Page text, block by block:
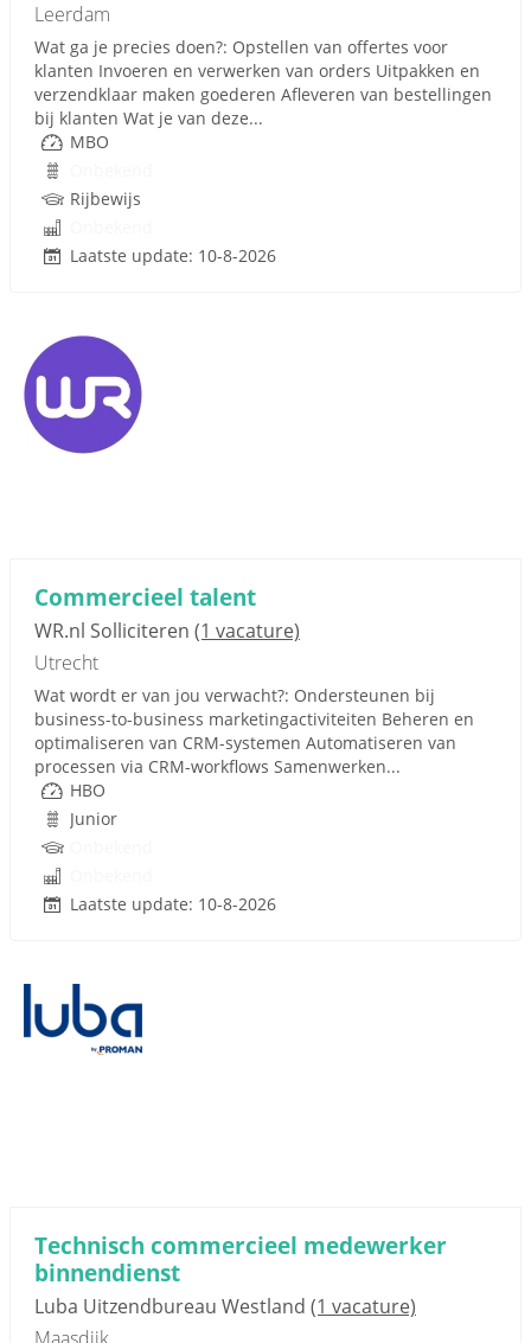
Leerdam
Wat ga je precies doen?: Opstellen van offertes voor
klanten Invoeren en verwerken van orders Uitpakken en
verzendklaar maken goederen Afleveren van bestellingen
bij klanten Wat je van deze...
MBO
Rijbewijs
Laatste update: 10-8-2026
Commercieel talent
WR.nl Solliciteren (1 vacature)
Utrecht
Wat wordt er van jou verwacht?: Ondersteunen bij
business-to-business marketingactiviteiten Beheren en
optimaliseren van CRM-systemen Automatiseren van
processen via CRM-workflows Samenwerken...
HBO
Junior
Laatste update: 10-8-2026
Technisch commercieel medewerker
binnendienst
Luba Uitzendbureau Westland (1 vacature)